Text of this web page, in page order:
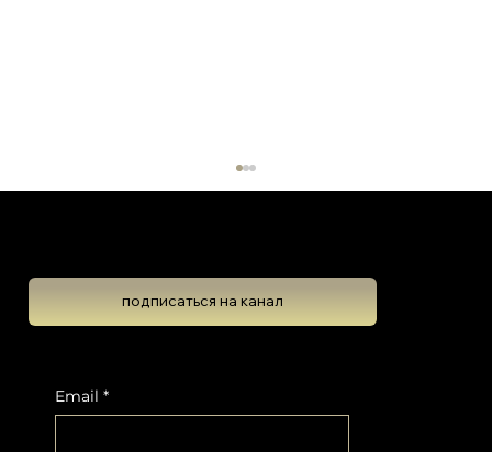
подписаться на канал
Email *